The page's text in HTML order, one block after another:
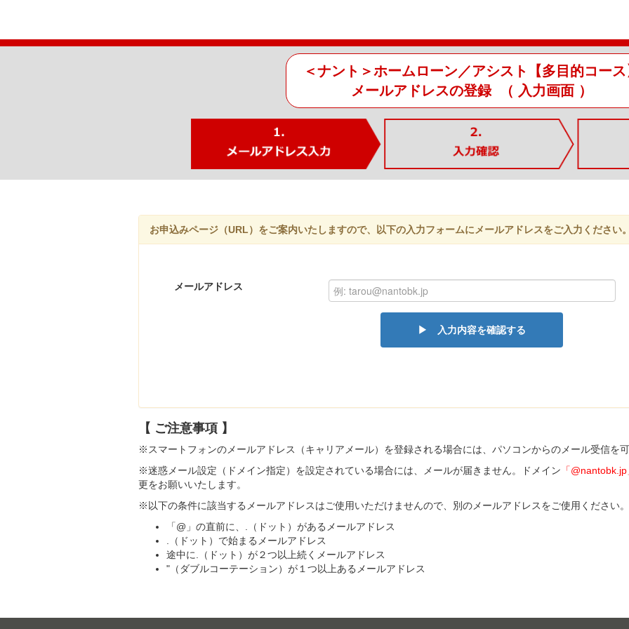
＜ナント＞ホームローン／アシスト【多目的コー
メールアドレスの登録 （ 入力画面 ）
お申込みページ（URL）をご案内いたしますので、以下の入力フォームにメールアドレスをご入力ください
メールアドレス
▶ 入力内容を確認する
【 ご注意事項 】
※スマートフォンのメールアドレス（キャリアメール）を登録される場合には、パソコンからのメール受信を
※迷惑メール設定（ドメイン指定）を設定されている場合には、メールが届きません。ドメイン 「
更をお願いいたします。
※以下の条件に該当するメールアドレスはご使用いただけませんので、別のメールアドレスをご使用ください。
「@」の直前に、.（ドット）があるメールアドレス
.（ドット）で始まるメールアドレス
途中に.（ドット）が２つ以上続くメールアドレス
"（ダブルコーテーション）が１つ以上あるメールアドレス